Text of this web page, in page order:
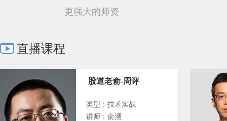
更强大的师资
直播课程
股道老俞-周评
类型：技术实战
讲师：俞湧